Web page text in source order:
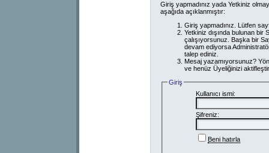
Giriş yapmadınız yada Yetkiniz
aşağıda açıklanmıştır:
Giriş yapmadınız. Lütfen
Yetkiniz dışında bulunan
çalışıyorsunuz. Başka bir
devam ediyorsa
talep ediniz.
Mesaj yazamıyorsunuz?
ve henüz Üyeliğinizi
Giriş
Kullanıcı ismi:
Şifreniz:
Beni hatırla